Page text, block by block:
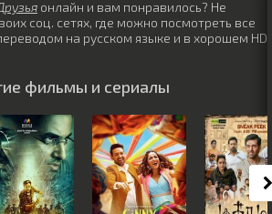
онлайн и вам понравилось? Не
соц. сетях, где можно посмотреть все
на русском языке и в хорошем HD
фильмы и сериалы